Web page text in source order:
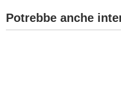
Potrebbe anche